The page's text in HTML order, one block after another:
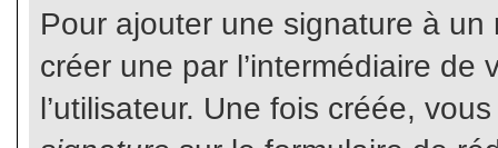
Pour ajouter une signature à un
créer une par l’intermédiaire
l’utilisateur. Une fois créée,